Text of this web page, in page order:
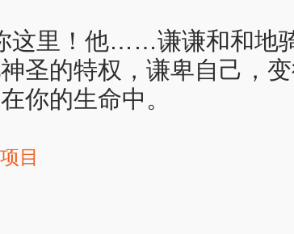
这里！他……谦谦和和地
圣的特权，谦卑自己，
你的生命中。
目